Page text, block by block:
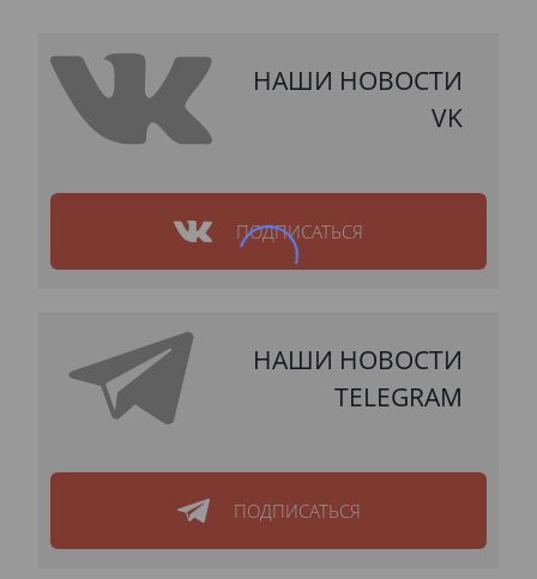
НАШИ НОВОСТИ
VK
ПОДПИСАТЬСЯ
НАШИ НОВОСТИ
TELEGRAM
ПОДПИСАТЬСЯ